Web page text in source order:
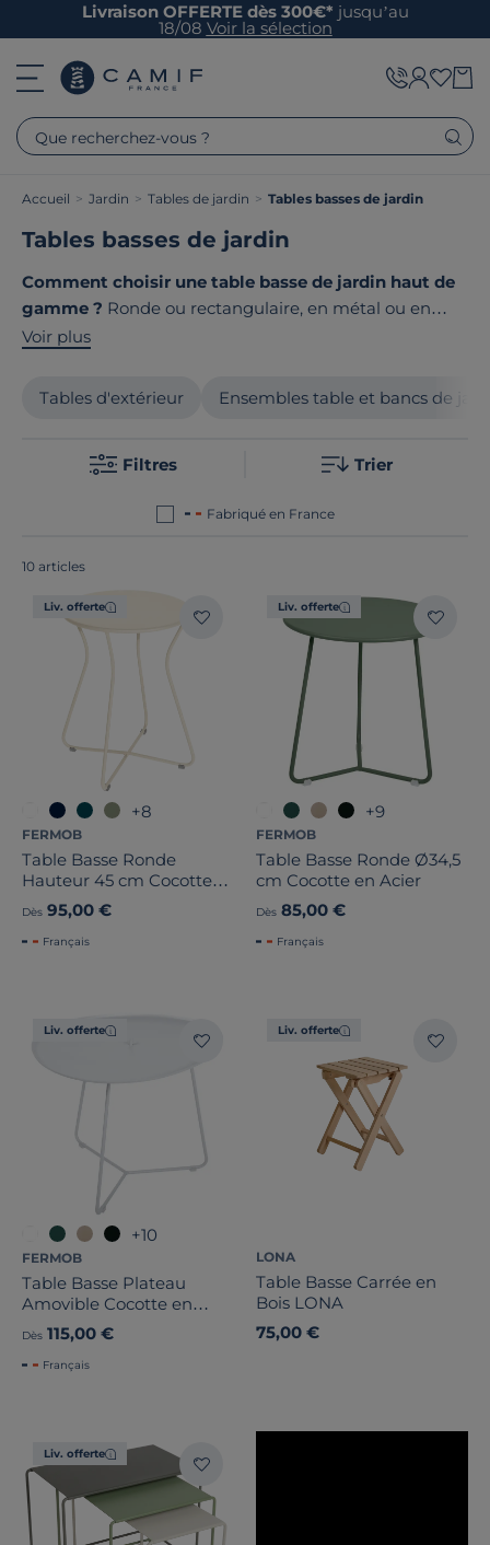
Livraison OFFERTE dès 300€* jusqu’au
18/08 Voir la sélection
Que recherchez-vous ?
Accueil > Jardin > Tables de jardin > Tables basses de jardin
Tables basses de jardin
Comment choisir une table basse de jardin haut de
gamme ? Ronde ou rectangulaire, en métal ou en
bois, votre table basse extérieure doit allier style et
Camif, nous sélectionnons des matériaux nobles et des
commun de nos produits ? Ils sont tousfabriqués en
Voir plus
Tables d'extérieur Ensembles table et bancs de
Filtres Trier
Fabriqué en France
10 articles
Liv. offerte
+8
FERMOB
Table Basse Ronde
Hauteur 45 cm Cocotte
en Acier
Dès 95,00 €
Français
Liv. offerte
+9
FERMOB
Table Basse Ronde Ø34,5
cm Cocotte en Acier
Dès 85,00 €
Français
Liv. offerte
+10
FERMOB
Table Basse Plateau
Amovible Cocotte en
Acier et Aluminium
Dès 115,00 €
Français
Liv. offerte
LONA
Table Basse Carrée en
Bois LONA
75,00 €
Liv. offerte
Dimension
Hauteur
Profondeur
Note des clients